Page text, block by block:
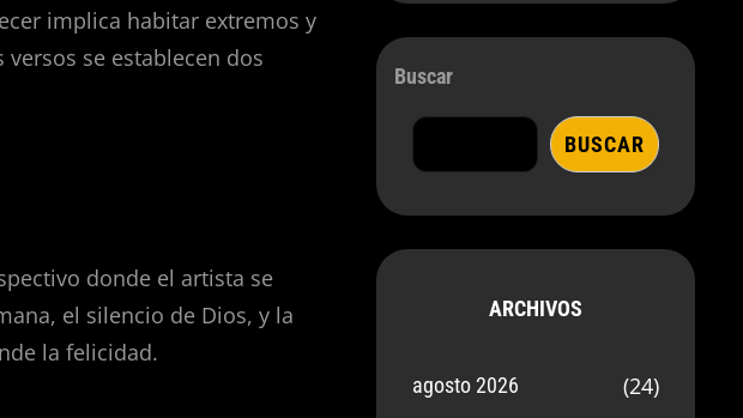
implica habitar extremos y
se establecen dos
donde el artista se
el silencio de Dios, y la
la felicidad.
Buscar
BUSCAR
ARCHIVOS
agosto 2026 (24)